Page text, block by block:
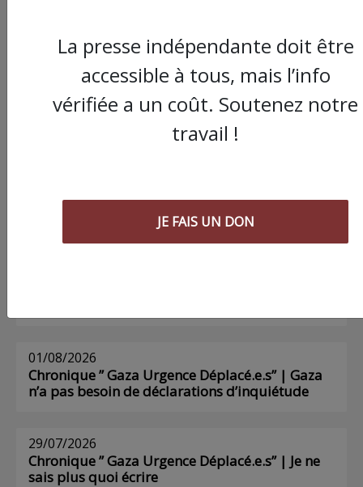
Commander le dernier numéro papier du
Poing !
Voir tous les numéros papier
AGORA
01/08/2026
Chronique ” Gaza Urgence Déplacé.e.s” | Gaza
n’a pas besoin de déclarations d’inquiétude
29/07/2026
Chronique ” Gaza Urgence Déplacé.e.s” | Je ne
sais plus quoi écrire
La presse indépendante doit être
accessible à tous, mais l’info
vérifiée a un coût. Soutenez notre
travail !
JE FAIS UN DON